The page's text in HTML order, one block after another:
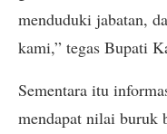
menduduki jabatan,
kami,” tegas Bupati
Sementara itu
mendapat nilai buruk